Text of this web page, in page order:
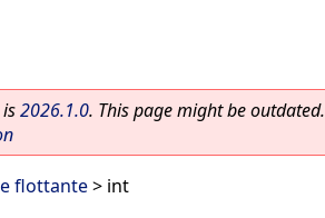
2026.1.0. This page might be outdated.
flottante> int